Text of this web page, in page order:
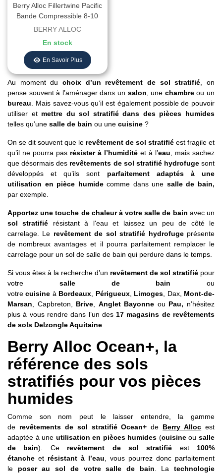
Berry Alloc Fillertwine Pacific
Bande Compressible 8-10
Mm
BERRY ALLOC
En stock
En Savoir Plus
Au moment du choix d’un revêtement de sol stratifié , on
pense souvent à l’aménager dans un salon , une chambreou un
bureau . Mais savez-vous qu’il est également possible de pouvoir
utiliser et mettre du sol stratifié dans des pièces humides
telles qu’une salle de bain ou une cuisine ?
On se dit souvent que le revêtement de sol stratifié est fragile et
qu’il ne pourra pas résister à l’humidité et à l’eau , mais sachez
que désormais des revêtements de sol stratifié hydrofugesont
développés et qu’ils sont parfaitement adaptés à une
utilisation en pièce humidecomme dans une salle de bain,
par exemple.
Apportez une touche de chaleur à votre salle de bain avec un
sol stratifié résistant à l'eau et laissez un peu de côté le
carrelage. Le revêtement de sol stratifié hydrofugeprésente
de nombreux avantages et il pourra parfaitement remplacer le
carrelage pour un sol de salle de bain qui perdure dans le temps.
Si vous êtes à la recherche d’un revêtement de sol stratifié pour
votre salle de bain ou
votrecuisine à Bordeaux Périgueux, Limoges , Dax, Mont-de-
Marsan , Capbreton, Brive Anglet Bayonne ou Pau, n’hésitez
plus à vous rendre dans l’un des 17 magasins de revêtements
de sols Delzongle Aquitaine
Berry Alloc Ocean+, la
référence des sols
stratifiés pour vos pièces
humides
Comme son nom peut le laisser entendre, la gamme
de revêtements de sol stratifié Ocean+ de Berry Alloc est
adaptée à une utilisation en pièces humides (cuisineousalle
de bain). Ce revêtement de sol stratifié est 100%
étanche et résistant à l’eau , vous pourrez donc parfaitement
le poser au sol de votre salle de bain . Latechnologie